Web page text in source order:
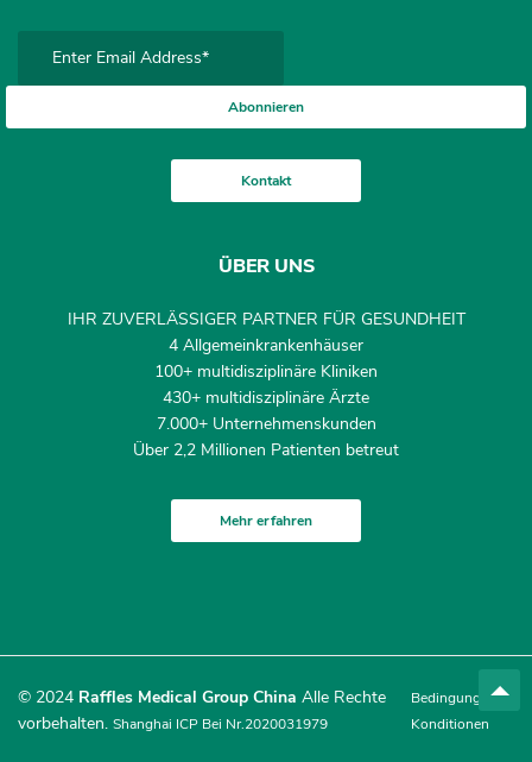
Abonnieren
Kontakt
ÜBER UNS
IHR ZUVERLÄSSIGER PARTNER FÜR GESUNDHEIT
4 Allgemeinkrankenhäuser
100+ multidisziplinäre Kliniken
430+ multidisziplinäre Ärzte
7.000+ Unternehmenskunden
Über 2,2 Millionen Patienten betreut
Mehr erfahren
© 2024 Raffles Medical Group China Alle Rechte
vorbehalten. Shanghai ICP Bei Nr.2020031979
Bedingungen &
Konditionen